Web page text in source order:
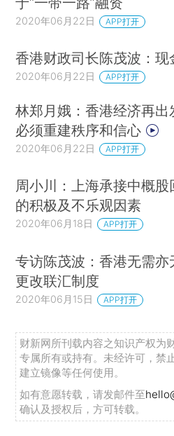
2020年06月22日 APP打开
香港财政司长陈茂波：
2020年06月22日 APP打开
林郑月娥：香港经济再出
必须重建秩序和信心
2020年06月22日 APP打开
周小川：上海承接中概股
的积极及不乐观因素
2020年06月18日 APP打开
专访陈茂波：香港无需亦
更改联汇制度
2020年06月15日 APP打开
财新网所刊载内容之知识产权为
专属所有或持有。未经许可，禁
建立镜像等任何使用。
如有意愿转载，请发邮件至
确认及授权后，方可转载。